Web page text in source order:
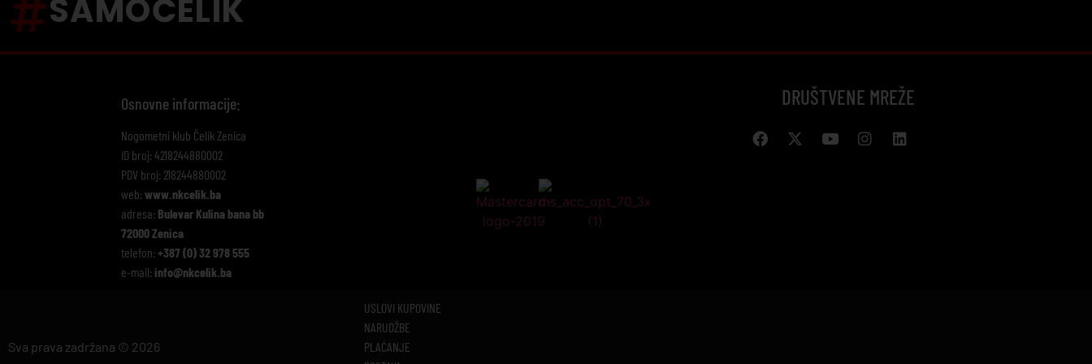
SAMOČELIK
Osnovne informacije:
Nogometni klub Čelik Zenica
ID broj: 4218244880002
PDV broj: 218244880002
web: www.nkcelik.ba
adresa: Bulevar Kulina bana bb
72000 Zenica
telefon: +387 (0) 32 978 555
e-mail: info@nkcelik.ba
DRUŠTVENE MREŽE
Sva prava zadržana © 2026
USLOVI KUPOVINE
NARUDŽBE
PLAĆANJE